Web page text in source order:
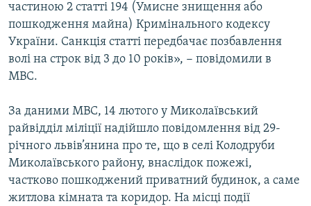
частиною 2 статті 194 (Умисне знищення або
пошкодження майна) Кримінального кодексу
України. Санкція статті передбачає позбавлення
волі на строк від 3 до 10 років», − повідомили в
МВС.
За даними МВС, 14 лютого у Миколаївський
райвідділ міліції надійшло повідомлення від 29-
річного львів’янина про те, що в селі Колодруби
Миколаївського району, внаслідок пожежі,
частково пошкоджений приватний будинок, а саме
житлова кімната та коридор. На місці події